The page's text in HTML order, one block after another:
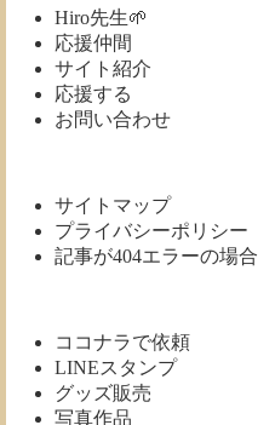
Hiro先生🌱
応援仲間
サイト紹介
応援する
お問い合わせ
サイトマップ
プライバシーポリシー
記事が404エラーの場合
ココナラで依頼
LINEスタンプ
グッズ販売
写真作品